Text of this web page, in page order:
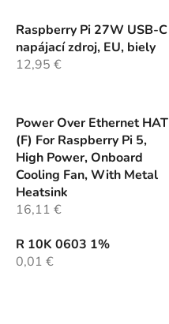
Raspberry Pi 27W USB-C
napájací zdroj, EU, biely
12,95 €
Power Over Ethernet HAT
(F) For Raspberry Pi 5,
High Power, Onboard
Cooling Fan, With Metal
Heatsink
16,11 €
R 10K 0603 1%
0,01 €